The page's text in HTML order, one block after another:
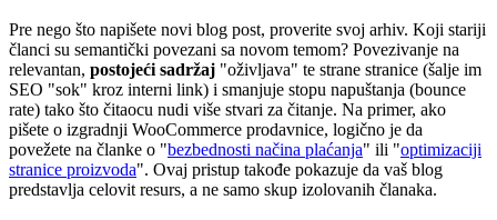
Pre nego što napišete novi blog post, proverite svoj arhiv. Koji stariji
članci su semantički povezani sa novom temom? Povezivanje na
relevantan, postojeći sadržaj "oživljava" te strane stranice (šalje im
SEO "sok" kroz interni link) i smanjuje stopu napuštanja (bounce
rate) tako što čitaocu nudi više stvari za čitanje. Na primer, ako
pišete o izgradnji WooCommerce prodavnice, logično je da
povežete na članke o "bezbednosti načina plaćanja" ili "optimizaciji
stranice proizvoda". Ovaj pristup takođe pokazuje da vaš blog
predstavlja celovit resurs, a ne samo skup izolovanih članaka.